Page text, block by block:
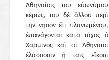
Ἀθηναίοις τοῦ εὐωνύμου
κέρως, τοῦ δὲ ἄλλου περὶ
τὴν νῆσον ἔτι πλανωμένου,
ἐπανάγονται κατὰ τάχος ὁ
Χαρμῖνος καὶ οἱ Ἀθηναῖοι
ἐλάσσοσιν ἢ ταῖς εἴκοσι